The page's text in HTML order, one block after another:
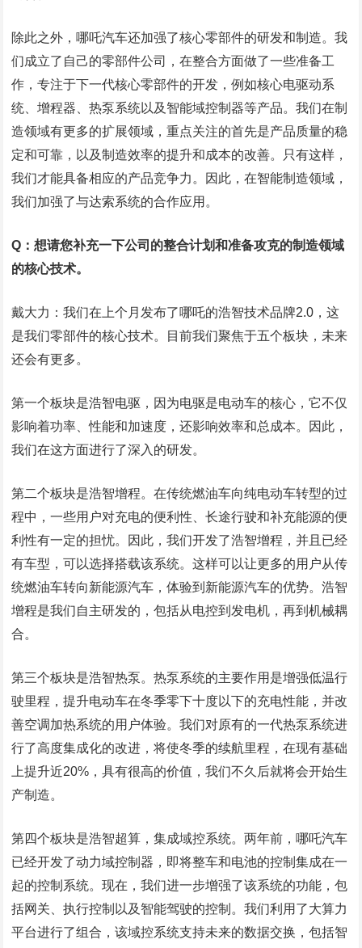
除此之外，哪吒汽车还加强了核心零部件的研发和制造。我
们成立了自己的零部件公司，在整合方面做了一些准备工
作，专注于下一代核心零部件的开发，例如核心电驱动系
统、增程器、热泵系统以及智能域控制器等产品。我们在制
造领域有更多的扩展领域，重点关注的首先是产品质量的稳
定和可靠，以及制造效率的提升和成本的改善。只有这样，
我们才能具备相应的产品竞争力。因此，在智能制造领域，
我们加强了与达索系统的合作应用。
Q：想请您补充一下公司的整合计划和准备攻克的制造领域
的核心技术。
戴大力：我们在上个月发布了哪吒的浩智技术品牌2.0，这
是我们零部件的核心技术。目前我们聚焦于五个板块，未来
还会有更多。
第一个板块是浩智电驱，因为电驱是电动车的核心，它不仅
影响着功率、性能和加速度，还影响效率和总成本。因此，
我们在这方面进行了深入的研发。
第二个板块是浩智增程。在传统燃油车向纯电动车转型的过
程中，一些用户对充电的便利性、长途行驶和补充能源的便
利性有一定的担忧。因此，我们开发了浩智增程，并且已经
有车型，可以选择搭载该系统。这样可以让更多的用户从传
统燃油车转向新能源汽车，体验到新能源汽车的优势。浩智
增程是我们自主研发的，包括从电控到发电机，再到机械耦
合。
第三个板块是浩智热泵。热泵系统的主要作用是增强低温行
驶里程，提升电动车在冬季零下十度以下的充电性能，并改
善空调加热系统的用户体验。我们对原有的一代热泵系统进
行了高度集成化的改进，将使冬季的续航里程，在现有基础
上提升近20%，具有很高的价值，我们不久后就将会开始生
产制造。
第四个板块是浩智超算，集成域控系统。两年前，哪吒汽车
已经开发了动力域控制器，即将整车和电池的控制集成在一
起的控制系统。现在，我们进一步增强了该系统的功能，包
括网关、执行控制以及智能驾驶的控制。我们利用了大算力
平台进行了组合，该域控系统支持未来的数据交换，包括智